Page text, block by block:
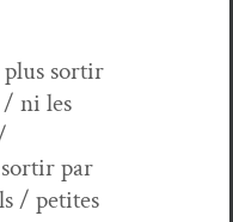
plus sor­tir
ni les
par
/ petites